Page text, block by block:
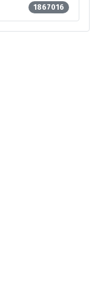
1867016